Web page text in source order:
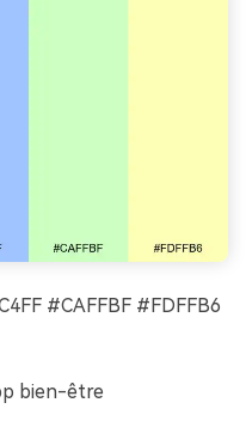
#CAFFBF #FDFFB6
bien-être